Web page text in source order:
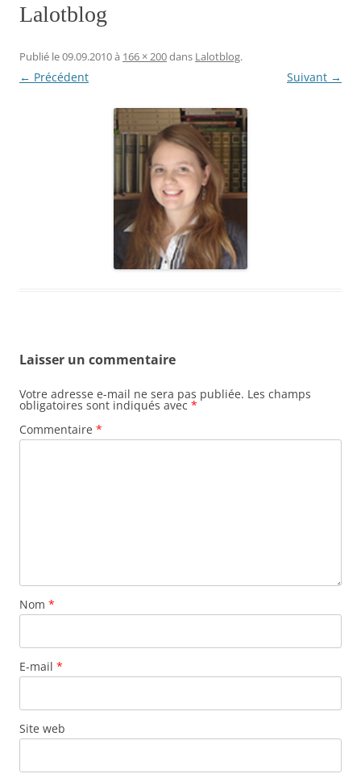
Lalotblog
Publié le09.09.2010à 166 × 200dans Lalotblog.
← Précédent Suivant →
Laisser un commentaire
Votre adresse e-mail ne sera pas publiée. Les champs
obligatoires sont indiqués avec *
Commentaire *
Nom *
E-mail *
Site web